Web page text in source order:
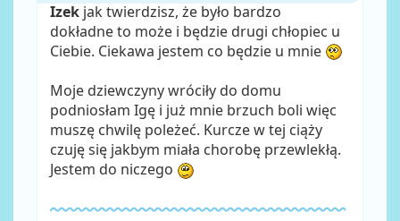
Izek jak twierdzisz, że było bardzo
dokładne to może i będzie drugi chłopiec u
Ciebie. Ciekawa jestem co będzie u mnie
Moje dziewczyny wróciły do domu
podniosłam Igę i już mnie brzuch boli więc
muszę chwilę poleżeć. Kurcze w tej ciąży
czuję się jakbym miała chorobę przewlekłą.
Jestem do niczego